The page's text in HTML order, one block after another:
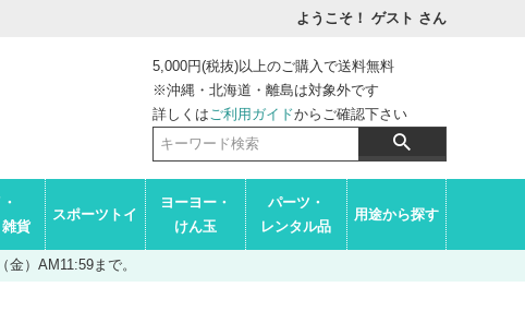
ようこそ！ ゲスト さん
5,000円(税抜)以上のご購入で送料無料
※沖縄・北海道・離島は対象外です
詳しくはご利用ガイドからご確認下さい
貨
スポーツトイ
ヨーヨー・
けん玉
パーツ・
レンタル品
用途から探す
金）AM11:59まで。